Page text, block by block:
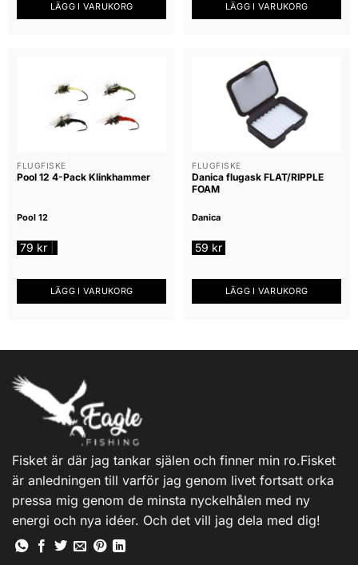
LÄGG I VARUKORG LÄGG I VARUKORG
FLUGFISKE
Pool 12 4-Pack Klinkhammer
Pool 12
79 kr
LÄGG I VARUKORG
FLUGFISKE
Danica flugask FLAT/RIPPLE
FOAM
Danica
59 kr
LÄGG I VARUKORG
Fisket är där jag tankar själen och finner min ro.Fisket
är anledningen till varför jag genom livet fortsatt orka
pressa mig genom de minsta nyckelhålen med ny
energi och nya idéer. Och det vill jag dela med dig!